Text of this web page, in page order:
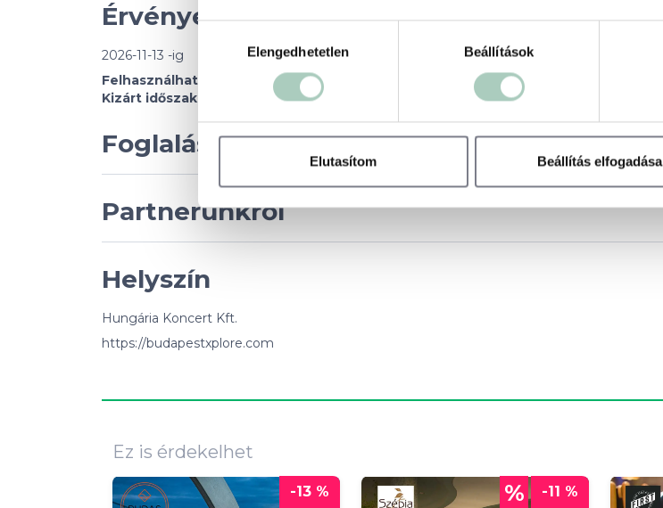
kiválasztásaElengedhetetlen Beállítások
Elutasítom Beállítás elfogadása
Érvényesség
2026-11-13 -ig
Felhasználható:
2026.03.14-től minden szombaton
Kizárt időszak:
augusztus 20, karácsony
Foglalási feltételek
Partnerünkről
Helyszín
Hungária Koncert Kft.
https://budapestxplore.com
Ez is érdekelhet
-13 % -11 %